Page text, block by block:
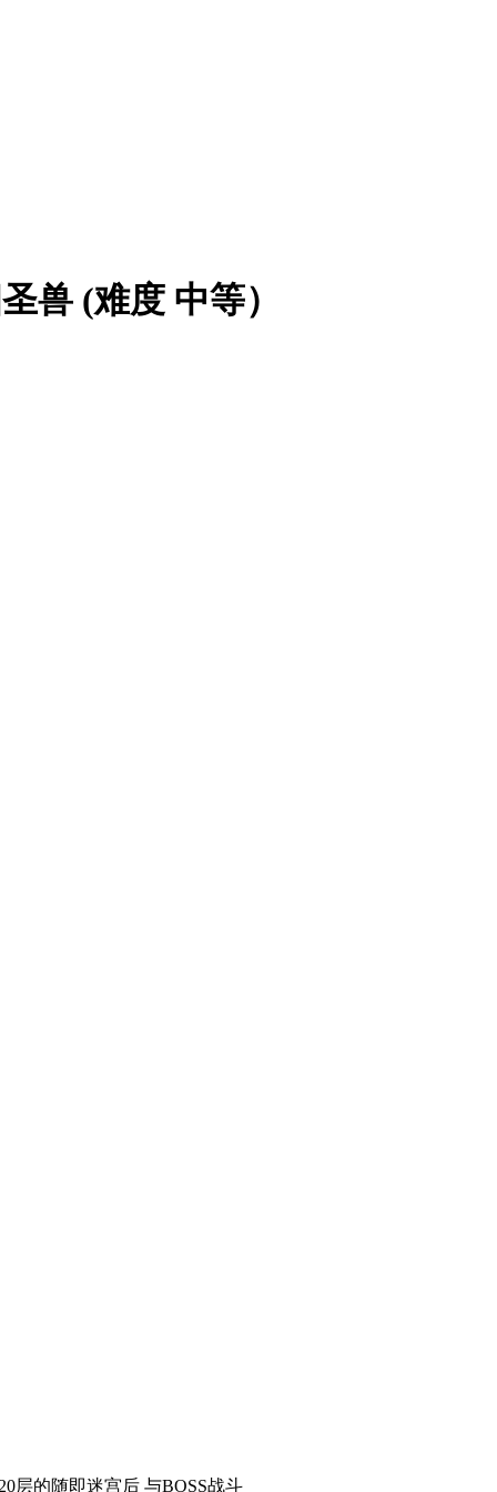
兽 (难度 中等）
层的随即迷宫后 与BOSS战斗